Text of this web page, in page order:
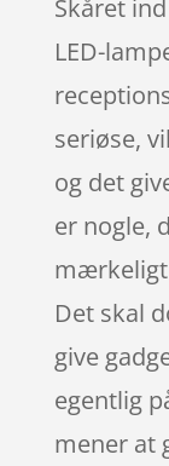
Skåret
LED-
seriøse,
og det
er nogle,
mærkeligt
Det skal
give
egentlig
mener at